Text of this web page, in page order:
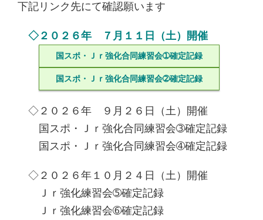
下記リンク先にて確認願います
◇２０２６年 ７月１１日（土）開催
国スポ・Ｊｒ強化合同練習会➀確定記録
国スポ・Ｊｒ強化合同練習会➁確定記録
◇２０２６年 ９月２６日（土）開催
国スポ・Ｊｒ強化合同練習会➂確定記録
国スポ・Ｊｒ強化合同練習会➃確定記録
◇２０２６年１０月２４日（土）開催
Ｊｒ強化練習会➄確定記録
Ｊｒ強化練習会➅確定記録